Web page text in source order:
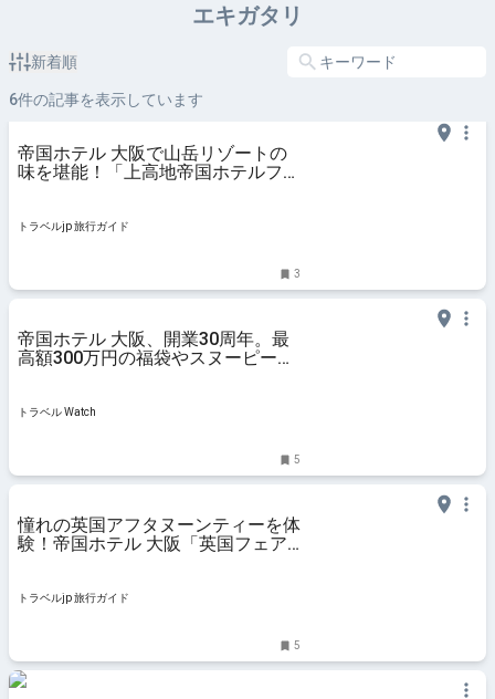
エキガタリ
新着順
6件の記事を表示しています
帝国ホテル 大阪で山岳リゾートの
味を堪能！「上高地帝国ホテルフェ
トラベルjp 旅行ガイド
3
帝国ホテル 大阪、開業30周年。最
高額300万円の福袋やスヌーピーコ
トラベル Watch
5
憧れの英国アフタヌーンティーを体
験！帝国ホテル 大阪「英国フェア
トラベルjp 旅行ガイド
5